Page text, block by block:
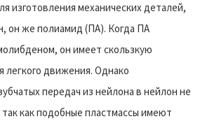
изготовления механических деталей,
он же полиамид (ПА). Когда ПА
он имеет скользкую
легкого движения. Однако
передач из нейлона в нейлон не
как подобные пластмассы имеют